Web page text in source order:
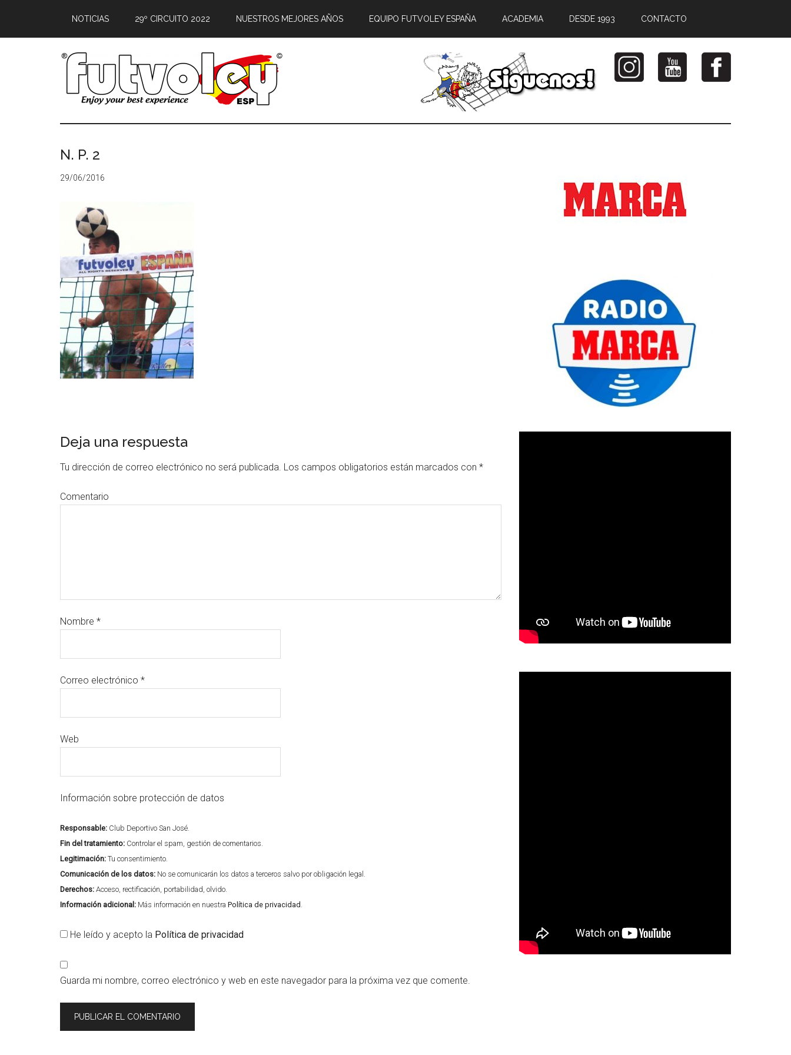
NOTICIAS 29º CIRCUITO 2022 NUESTROS MEJORES AÑOS EQUIPO FUTVOLEY ESPAÑA ACADEMIA DESDE 1993 CONTACTO
N. P. 2
29/06/2016
Deja una respuesta
Tu dirección de correo electrónico no será publicada. Los campos obligatorios están marcados con *
Comentario
Nombre *
Correo electrónico *
Web
Información sobre protección de datos
Responsable: Club Deportivo San José.
Fin del tratamiento: Controlar el spam, gestión de comentarios.
Legitimación: Tu consentimiento.
Comunicación de los datos: No se comunicarán los datos a terceros salvo por obligación legal.
Derechos: Acceso, rectificación, portabilidad, olvido.
Información adicional: Más información en nuestra Política de privacidad .
He leído y acepto la Política de privacidad
Guarda mi nombre, correo electrónico y web en este navegador para la próxima vez que comente.